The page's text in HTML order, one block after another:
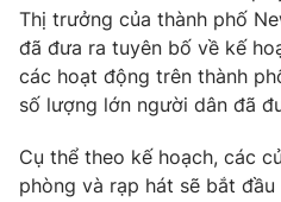
Câu chuyện quốc tế
Thị trường
Góc doanh nghiệp
Truyền hình
Phim VTV
Hậu trường
Điện ảnh
Thị trưởng của thành phố
đã đưa ra tuyên bố về kế
các hoạt động trên thành
số lượng lớn người dân đã
Cụ thể theo kế hoạch, các
phòng và rạp hát sẽ bắt đầu